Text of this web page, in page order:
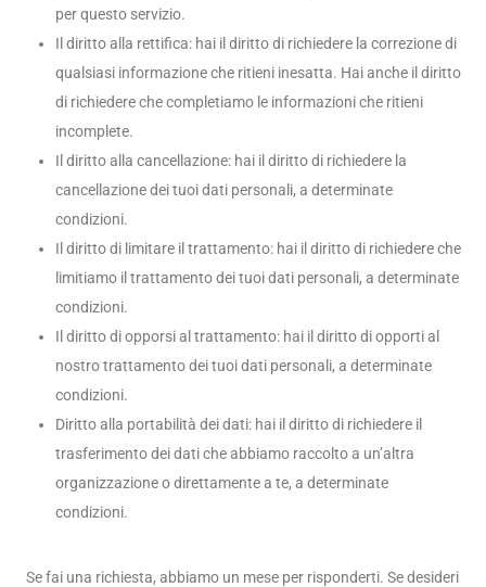
per questo servizio.
Il diritto alla rettifica: hai il diritto di richiedere la correzione di
qualsiasi informazione che ritieni inesatta. Hai anche il diritto
di richiedere che completiamo le informazioni che ritieni
incomplete.
Il diritto alla cancellazione: hai il diritto di richiedere la
cancellazione dei tuoi dati personali, a determinate
condizioni.
Il diritto di limitare il trattamento: hai il diritto di richiedere che
limitiamo il trattamento dei tuoi dati personali, a determinate
condizioni.
Il diritto di opporsi al trattamento: hai il diritto di opporti al
nostro trattamento dei tuoi dati personali, a determinate
condizioni.
Diritto alla portabilità dei dati: hai il diritto di richiedere il
trasferimento dei dati che abbiamo raccolto a un’altra
organizzazione o direttamente a te, a determinate
condizioni.
Se fai una richiesta, abbiamo un mese per risponderti. Se desideri